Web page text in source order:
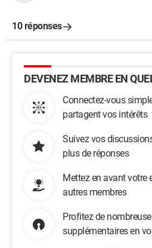
10 réponses
DEVENEZ MEMBRE EN
Connectez-vous
partagent vos intérêts
Suivez vos
plus de réponses
Mettez en avant votre
autres membres
Profitez de
supplémentaires en